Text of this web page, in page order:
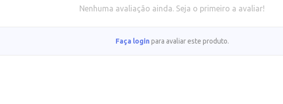
Nenhuma avaliação ainda. Seja o primeiro a avaliar!
Faça login para avaliar este produto.